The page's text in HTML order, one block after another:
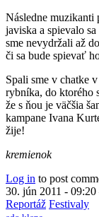
Následne muzikanti
javiska a spievalo
sme nevydržali až
či sa bude spievať
Spali sme v chatke
rybníka, do ktorého
že s ňou je väčšia
kampane Ivana
žije!
kremienok
Log in to post
30. jún 2011 - 09:20
Reportáž Festivaly